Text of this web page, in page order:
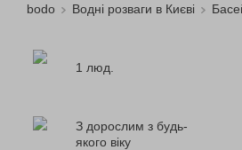
bodo Водні розваги в Києві
1 люд.
З дорослим з будь-
якого віку